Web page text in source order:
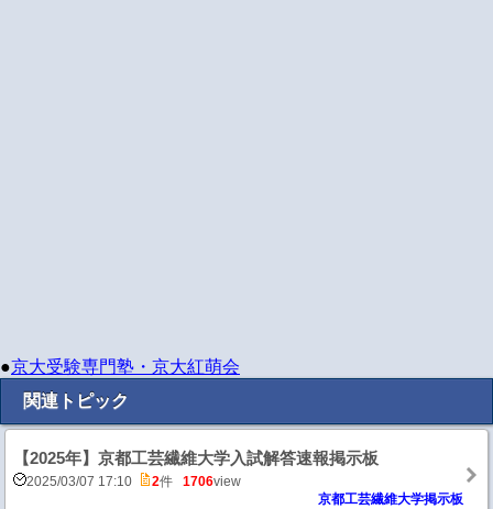
●京大受験専門塾・京大紅萌会
関連トピック
【2025年】京都工芸繊維大学入試解答速報掲示板
2025/03/07 17:10 2件 1706view
京都工芸繊維大学掲示板